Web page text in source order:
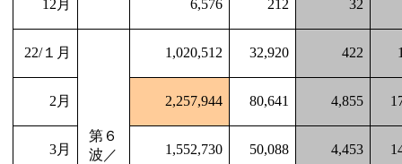
12 月 6,576 212 32
22/１月
第６
波／
1,020,512 32,920 422
2 月 2,257,944 80,641 4,855
3月 1,552,730 50,088 4,453